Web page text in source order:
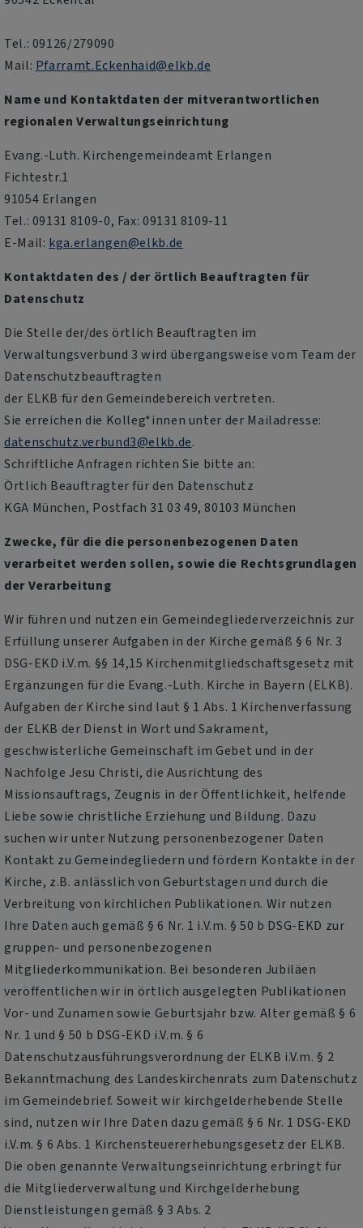
Tel.: 09126/279090
Mail: Pfarramt.Eckenhaid@elkb.de
Name und Kontaktdaten der mitverantwortlichen
regionalen Verwaltungseinrichtung
Evang.-Luth. Kirchengemeindeamt Erlangen
Fichtestr.1
91054 Erlangen
Tel.: 09131 8109-0, Fax: 09131 8109-11
E-Mail: kga.erlangen@elkb.de
Kontaktdaten des / der örtlich Beauftragten für
Datenschutz
Die Stelle der/des örtlich Beauftragten im
Verwaltungsverbund 3 wird übergangsweise vom Team der
Datenschutzbeauftragten
der ELKB für den Gemeindebereich vertreten.
Sie erreichen die Kolleg*innen unter der Mailadresse:
datenschutz.verbund3@elkb.de.
Schriftliche Anfragen richten Sie bitte an:
Örtlich Beauftragter für den Datenschutz
KGA München, Postfach 31 03 49, 80103 München
Zwecke, für die die personenbezogenen Daten
verarbeitet werden sollen, sowie die Rechtsgrundlagen
der Verarbeitung
Wir führen und nutzen ein Gemeindegliederverzeichnis zur
Erfüllung unserer Aufgaben in der Kirche gemäß § 6 Nr. 3
DSG-EKD i.V.m. §§ 14,15 Kirchenmitgliedschaftsgesetz mit
Ergänzungen für die Evang.-Luth. Kirche in Bayern (ELKB).
Aufgaben der Kirche sind laut § 1 Abs. 1 Kirchenverfassung
der ELKB der Dienst in Wort und Sakrament,
geschwisterliche Gemeinschaft im Gebet und in der
Nachfolge Jesu Christi, die Ausrichtung des
Missionsauftrags, Zeugnis in der Öffentlichkeit, helfende
Liebe sowie christliche Erziehung und Bildung. Dazu
suchen wir unter Nutzung personenbezogener Daten
Kontakt zu Gemeindegliedern und fördern Kontakte in der
Kirche, z.B. anlässlich von Geburtstagen und durch die
Verbreitung von kirchlichen Publikationen. Wir nutzen
Ihre Daten auch gemäß § 6 Nr. 1 i.V.m. § 50 b DSG-EKD zur
gruppen- und personenbezogenen
Mitgliederkommunikation. Bei besonderen Jubiläen
veröffentlichen wir in örtlich ausgelegten Publikationen
Vor- und Zunamen sowie Geburtsjahr bzw. Alter gemäß § 6
Nr. 1 und § 50 b DSG-EKD i.V.m. § 6
Datenschutzausführungsverordnung der ELKB i.V.m. § 2
Bekanntmachung des Landeskirchenrats zum Datenschutz
im Gemeindebrief. Soweit wir kirchgelderhebende Stelle
sind, nutzen wir Ihre Daten dazu gemäß § 6 Nr. 1 DSG-EKD
i.V.m. § 6 Abs. 1 Kirchensteuererhebungsgesetz der ELKB.
Die oben genannte Verwaltungseinrichtung erbringt für
die Mitgliederverwaltung und Kirchgelderhebung
Dienstleistungen gemäß § 3 Abs. 2